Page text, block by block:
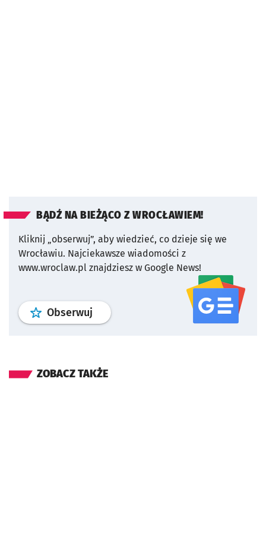
BĄDŹ NA BIEŻĄCO Z WROCŁAWIEM!
Kliknij „obserwuj”, aby wiedzieć, co dzieje się we
Wrocławiu. Najciekawsze wiadomości z
www.wroclaw.pl znajdziesz w Google News!
Obserwuj profil serwisu
ZOBACZ TAKŻE